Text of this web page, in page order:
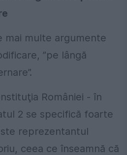
mai multe argumente
”pe lângă
României - în
2 se specifică foarte
reprezentantul
ceea ce înseamnă că